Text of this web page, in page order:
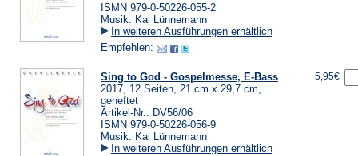
ISMN 979-0-50226-055-2
Musik: Kai Lünnemann
In weiteren Ausführungen erhältlich
Empfehlen:
Sing to God - Gospelmesse, E-Bass
2017, 12 Seiten, 21 cm x 29,7 cm,
geheftet
Artikel-Nr.: DV56/06
ISMN 979-0-50226-056-9
Musik: Kai Lünnemann
In weiteren Ausführungen erhältlich
5,95€